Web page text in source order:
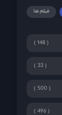
فیلم ها
148
33
500
496